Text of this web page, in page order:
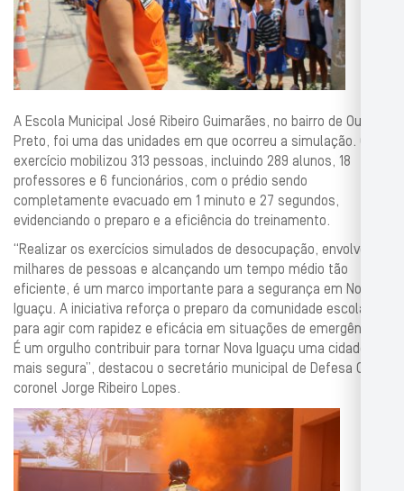
A Escola Municipal José Ribeiro Guimarães, no bairro de Ouro
Preto, foi uma das unidades em que ocorreu a simulação. O
exercício mobilizou 313 pessoas, incluindo 289 alunos, 18
professores e 6 funcionários, com o prédio sendo
completamente evacuado em 1 minuto e 27 segundos,
evidenciando o preparo e a eficiência do treinamento.
“Realizar os exercícios simulados de desocupação, envolvendo
milhares de pessoas e alcançando um tempo médio tão
eficiente, é um marco importante para a segurança em Nova
Iguaçu. A iniciativa reforça o preparo da comunidade escolar
para agir com rapidez e eficácia em situações de emergência.
É um orgulho contribuir para tornar Nova Iguaçu uma cidade
mais segura”, destacou o secretário municipal de Defesa Civil,
coronel Jorge Ribeiro Lopes.